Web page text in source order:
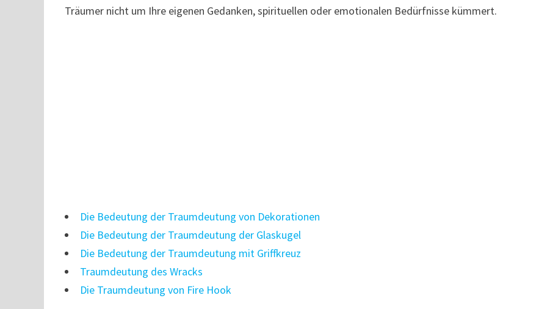
Träumer nicht um Ihre eigenen Gedanken, spirituellen oder emotionalen Bedürfnisse kümmert.
Die Bedeutung der Traumdeutung von Dekorationen
Die Bedeutung der Traumdeutung der Glaskugel
Die Bedeutung der Traumdeutung mit Griffkreuz
Traumdeutung des Wracks
Die Traumdeutung von Fire Hook